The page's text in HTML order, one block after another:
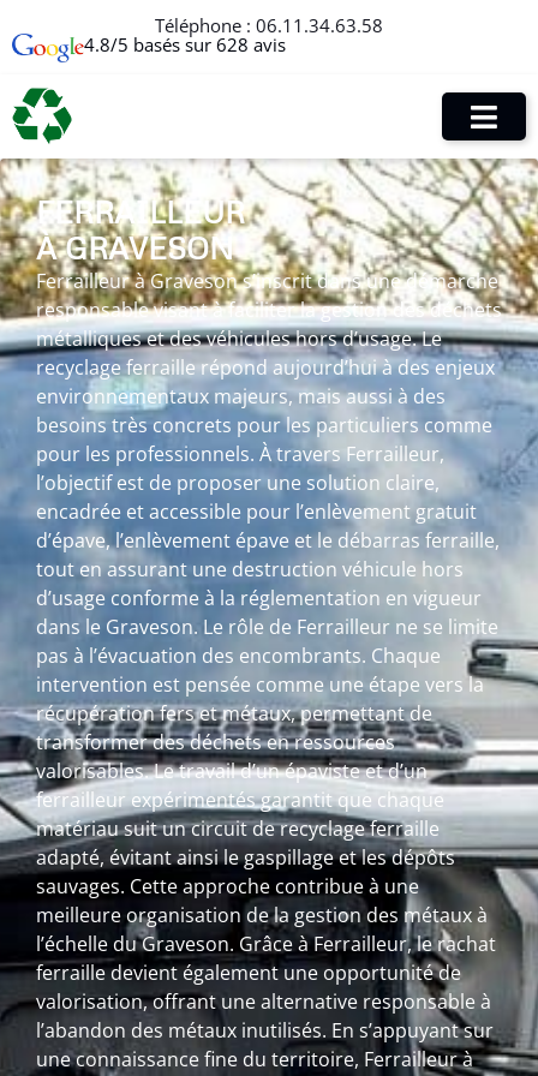
Téléphone : 06.11.34.63.58
4.8/5 basés sur 628 avis
FERRAILLEUR
À GRAVESON
Ferrailleur à Graveson s’inscrit dans une démarche
responsable visant à faciliter la gestion des déchets
métalliques et des véhicules hors d’usage. Le
recyclage ferraille répond aujourd’hui à des enjeux
environnementaux majeurs, mais aussi à des
besoins très concrets pour les particuliers comme
pour les professionnels. À travers Ferrailleur,
l’objectif est de proposer une solution claire,
encadrée et accessible pour l’enlèvement gratuit
d’épave, l’enlèvement épave et le débarras ferraille,
tout en assurant une destruction véhicule hors
d’usage conforme à la réglementation en vigueur
dans le Graveson. Le rôle de Ferrailleur ne se limite
pas à l’évacuation des encombrants. Chaque
intervention est pensée comme une étape vers la
récupération fers et métaux, permettant de
transformer des déchets en ressources
valorisables. Le travail d’un épaviste et d’un
ferrailleur expérimentés garantit que chaque
matériau suit un circuit de recyclage ferraille
adapté, évitant ainsi le gaspillage et les dépôts
sauvages. Cette approche contribue à une
meilleure organisation de la gestion des métaux à
l’échelle du Graveson. Grâce à Ferrailleur, le rachat
ferraille devient également une opportunité de
valorisation, offrant une alternative responsable à
l’abandon des métaux inutilisés. En s’appuyant sur
une connaissance fine du territoire, Ferrailleur à